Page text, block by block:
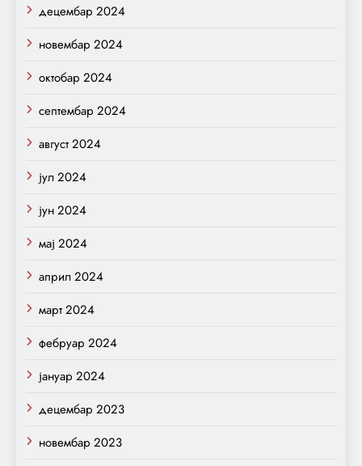
децембар 2024
новембар 2024
октобар 2024
септембар 2024
август 2024
јул 2024
јун 2024
мај 2024
април 2024
март 2024
фебруар 2024
јануар 2024
децембар 2023
новембар 2023